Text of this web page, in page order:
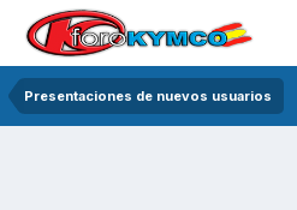
Presentaciones de nuevos usuarios